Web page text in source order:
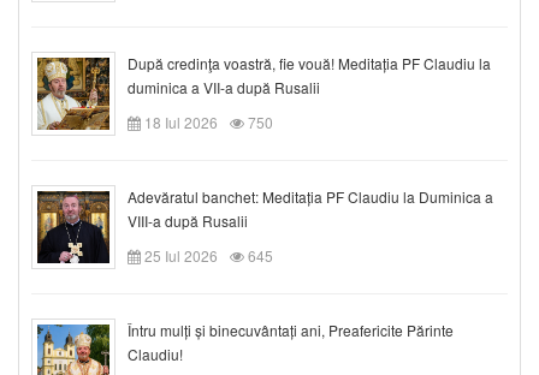
După credinţa voastră, fie vouă! Meditația PF Claudiu la
duminica a VII-a după Rusalii
18 Iul 2026
750
Adevăratul banchet: Meditația PF Claudiu la Duminica a
VIII-a după Rusalii
25 Iul 2026
645
Întru mulți și binecuvântați ani, Preafericite Părinte
Claudiu!